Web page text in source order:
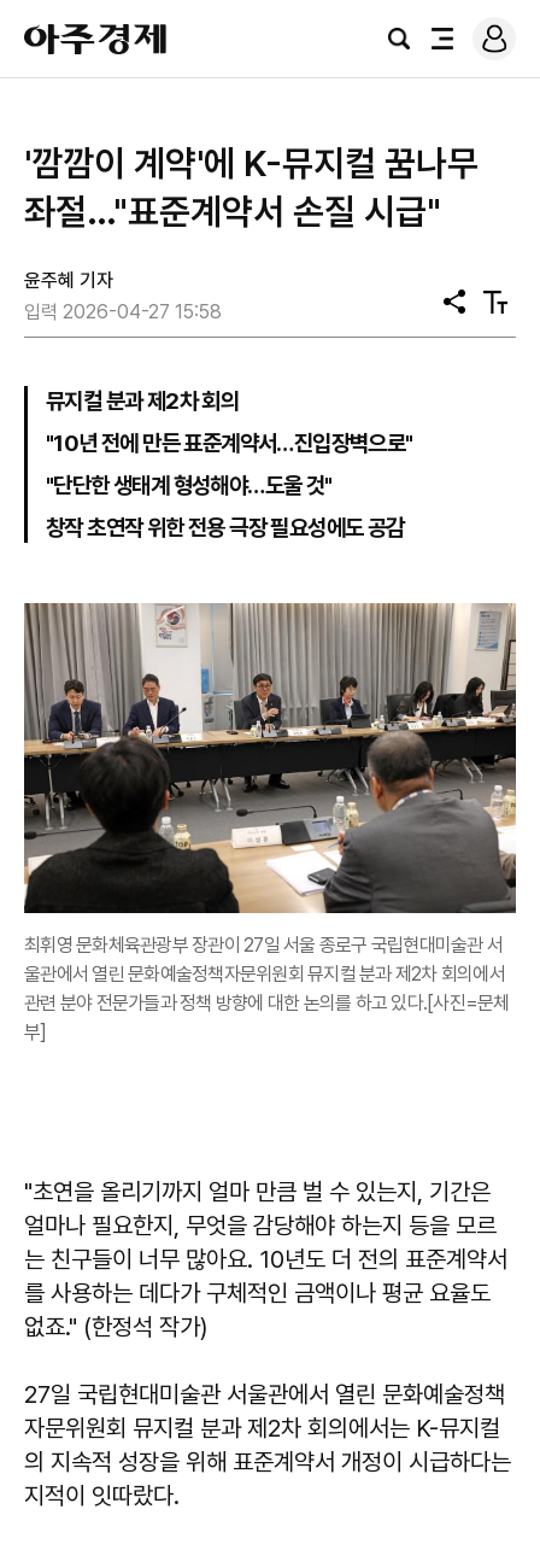
아
주
경
검
전
로
그
'깜깜이 계약'에 K-뮤지컬 꿈나무
좌절…"표준계약서 손질 시급"
윤주혜 기자
입력 2026-04-27 15:58
공
유
텍
스
뮤지컬 분과 제2차 회의
"10년 전에 만든 표준계약서…진입장벽으로"
"단단한 생태계 형성해야…도울 것"
창작 초연작 위한 전용 극장 필요성에도 공감
최휘영 문화체육관광부 장관이 27일 서울 종로구 국립현대미술관 서
울관에서 열린 문화예술정책자문위원회 뮤지컬 분과 제2차 회의에서
관련 분야 전문가들과 정책 방향에 대한 논의를 하고 있다.[사진=문체
부]
"초연을 올리기까지 얼마 만큼 벌 수 있는지, 기간은
얼마나 필요한지, 무엇을 감당해야 하는지 등을 모르
는 친구들이 너무 많아요. 10년도 더 전의 표준계약서
를 사용하는 데다가 구체적인 금액이나 평균 요율도
없죠." (한정석 작가)
27일 국립현대미술관 서울관에서 열린 문화예술정책
자문위원회 뮤지컬 분과 제2차 회의에서는 K-뮤지컬
의 지속적 성장을 위해 표준계약서 개정이 시급하다는
지적이 잇따랐다.